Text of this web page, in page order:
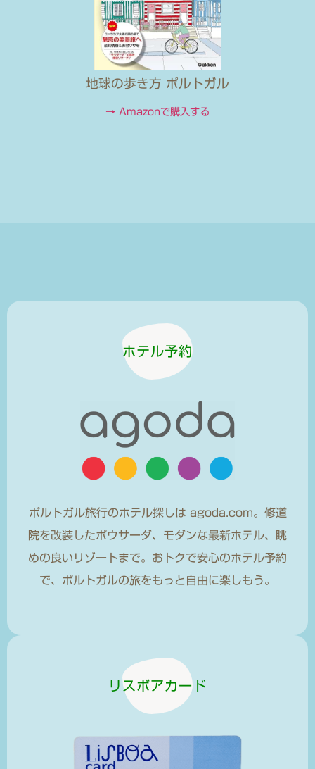
地球の歩き方 ポルトガル
→ Amazonで購入する
ホテル予約
ポルトガル旅行のホテル探しは agoda.com。修道
院を改装したポウサーダ、モダンな最新ホテル、眺
めの良いリゾートまで。おトクで安心のホテル予約
で、ポルトガルの旅をもっと自由に楽しもう。
リスボアカード